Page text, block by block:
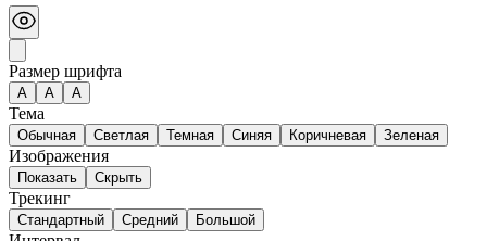
Размер шрифта
А A A
Тема
Обычная Светлая Темная Синяя Коричневая Зеленая
Изображения
Показать Скрыть
Трекинг
Стандартный Средний Большой